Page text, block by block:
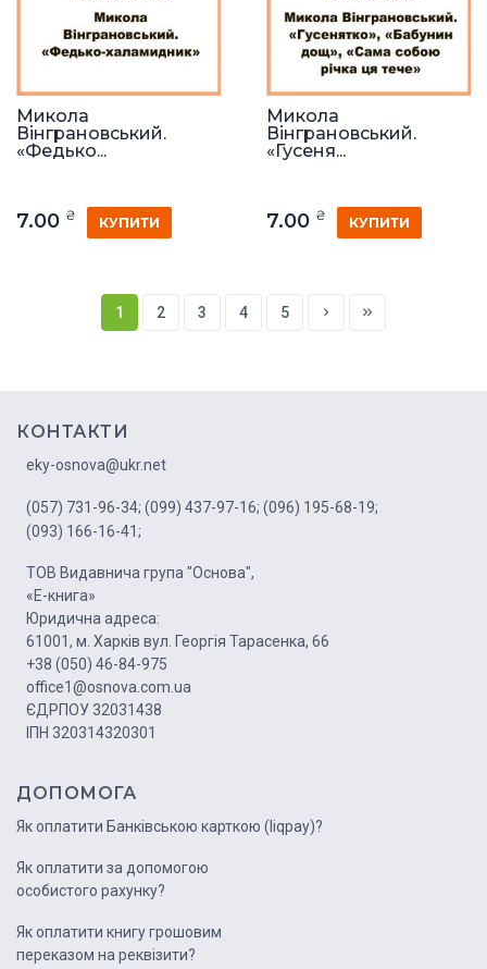
Микола
Вінграновський.
«Федько...
7.00 ₴ КУПИТИ
Микола
Вінграновський.
«Гусеня...
7.00 ₴ КУПИТИ
1 2 3 4 5
КОНТАКТИ
eky-osnova@ukr.net
(057) 731-96-34; (099) 437-97-16; (096) 195-68-19;
(093) 166-16-41;
ТОВ Видавнича група "Основа",
«Е-книга»
Юридична адреса:
61001, м. Харків вул. Георгія Тарасенка, 66
+38 (050) 46-84-975
office1@osnova.com.ua
ЄДРПОУ 32031438
ІПН 320314320301
ДОПОМОГА
Як оплатити Банківською карткою (liqpay)?
Як оплатити за допомогою
особистого рахунку?
Як оплатити книгу грошовим
переказом на реквізити?